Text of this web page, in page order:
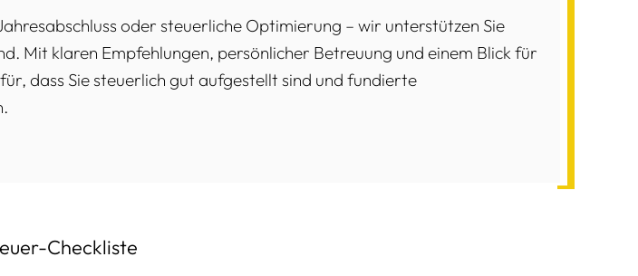
oder steuerliche Optimierung – wir unterstützen Sie
Mit klaren Empfehlungen, persönlicher Betreuung und einem Blick für
dass Sie steuerlich gut aufgestellt sind und fundierte
Checkliste